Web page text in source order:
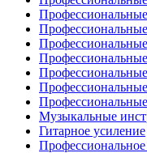
Музыкальные
Гитарное усиление
Профессиональное